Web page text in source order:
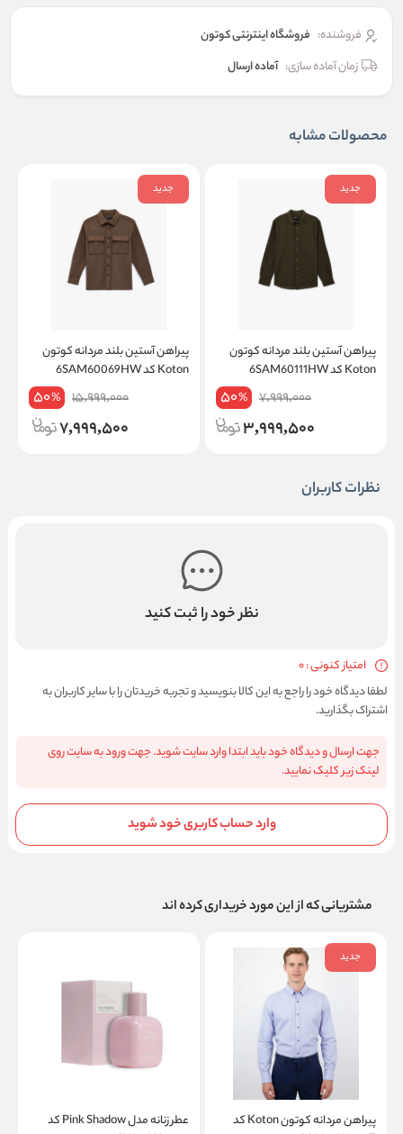
فروشنده: فروشگاه اینترنتی کوتون
زمان آماده سازی: آماده ارسال
محصولات مشابه
جدید
پیراهن آستین بلند مردانه کوتون
Koton کد 6SAM60111HW
7,999,000
50%
3,999,500
جدید
پیراهن آستین بلند مردانه کوتون
Koton کد 6SAM60069HW
15,999,000
50%
7,999,500
نظرات کاربران
نظر خود را ثبت کنید
امتیاز کنونی : 0
لطفا دیدگاه خود را راجع به این کالا بنویسید و تجربه خریدتان را با سایر کاربران به
اشتراک بگذارید.
جهت ارسال و دیدگاه خود باید ابتدا وارد سایت شوید. جهت ورود به سایت روی
لینک زیر کلیک نمایید.
وارد حساب کاربری خود شوید
مشتریانی که از این مورد خریداری کرده اند
جدید
پیراهن مردانه کوتون Koton کد
عطر زنانه مدل Pink Shadow کد